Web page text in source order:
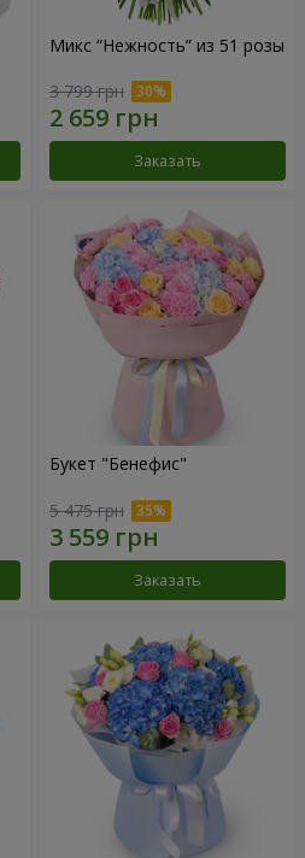
Микс “Нежность” из 51 розы
3 799 грн
Заказать
Букет "Бенефис"
5 475 грн
Заказать